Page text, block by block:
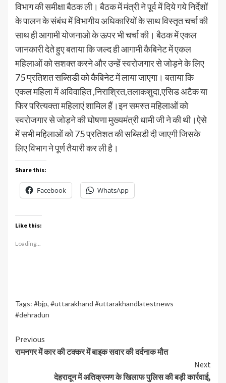
विभाग की समीक्षा बैठक ली। बैठक में मंत्री ने पूर्व में दिये गये निर्देशों
के पालन के संबंध में विभागीय अधिकारियों के साथ विस्तृत चर्चा की
साथ ही आगामी योजनाओ के ऊपर भी चर्चा की। बैठक में एकल
जानकारी देते हुए बताया कि जल्द ही आगामी कैबिनेट में एकल
महिलाओं को सशक्त करने और उन्हें स्वरोजगार से जोड़ने के लिए
75 प्रतिशत सब्सिडी को कैबिनेट में लाया जाएगा। बताया कि
एकल महिला में अविवाहित ,निराश्रित,तलाकशुदा,एसिड अटैक या
फिर परित्यक्ता महिलाएं शामिल हैं।इन समस्त महिलाओं को
स्वरोजगार से जोड़ने की घोषणा मुख्यमंत्री धामी जी ने की थी।ऐसे
में सभी महिलाओं को 75 प्रतिशत की सब्सिडी दी जाएगी जिसके
लिए विभाग ने पूर्ण तैयारी कर ली है।
Share this:
Facebook WhatsApp
Like this:
Loading...
Tags: #bjp, #uttarakhand #uttarakhandlatestnews
#dehradun
Continue
Reading
Previous
रामनगर में कार की टक्कर में बाइक सवार की दर्दनाक मौत
Next
देहरादून में अतिक्रमण के खिलाफ पुलिस की बड़ी कार्रवाई,